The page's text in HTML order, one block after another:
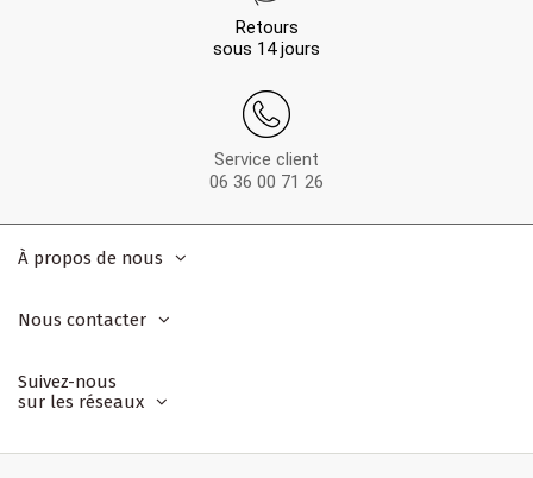
Retours
sous 14 jours
Service client
06 36 00 71 26
À propos de nous
Nous contacter
Suivez-nous
sur les réseaux